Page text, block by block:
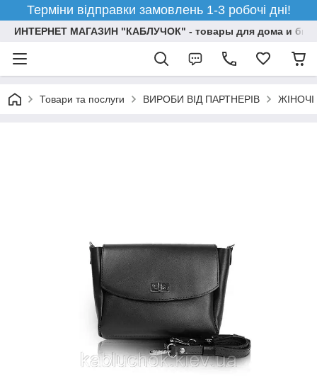
Терміни відправки замовлень 1-3 робочі дні!
ИНТЕРНЕТ МАГАЗИН "КАБЛУЧОК" - товары для дома и
Товари та послуги ВИРОБИ ВІД ПАРТНЕРІВ